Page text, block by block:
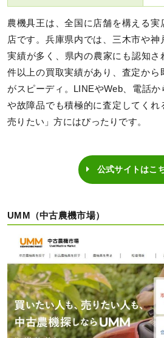
農機具王は、全国に店舗を構える実
店です。兵庫県内では、三木市や神
実績が多く、県内の農家にも認知さ
件以上の買取実績があり、査定から
がスピーディ。LINEやWeb、電話
や故障品でも積極的に査定してくれ
売りたい」方にはぴったりです。
公式サイトはこ
UMM（中古農機市場）